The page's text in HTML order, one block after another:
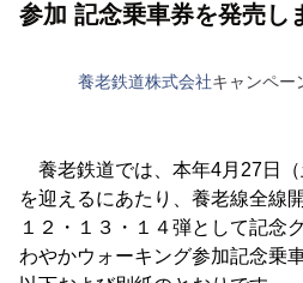
参加 記念乗車券を発売し
養老鉄道株式会社キャンペー
養老鉄道では、本年4月27日
を迎えるにあたり、養老線全線
１２・１３・１４弾として記念
わやかウォーキング参加記念乗